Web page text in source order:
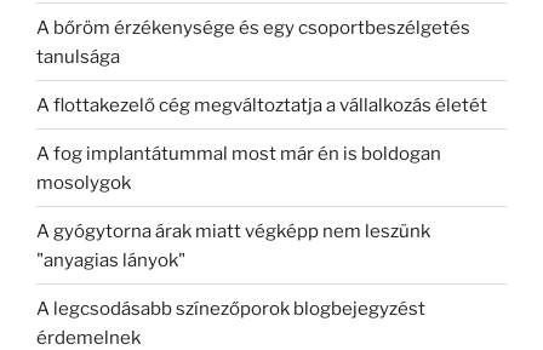
A bőröm érzékenysége és egy csoportbeszélgetés
tanulsága
A flottakezelő cég megváltoztatja a vállalkozás életét
A fog implantátummal most már én is boldogan
mosolygok
A gyógytorna árak miatt végképp nem leszünk
"anyagias lányok"
A legcsodásabb színezőporok blogbejegyzést
érdemelnek